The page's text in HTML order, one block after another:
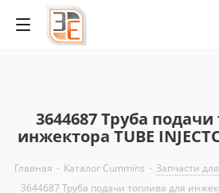
3644687 Труба
инжектора TUBE
Главная - Каталог Cummins - Запчасти
3644687 Труба подачи топлива для